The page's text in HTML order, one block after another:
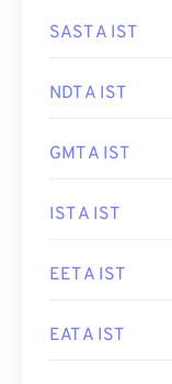
SAST A IST
NDT A IST
GMT A IST
IST A IST
EET A IST
EAT A IST